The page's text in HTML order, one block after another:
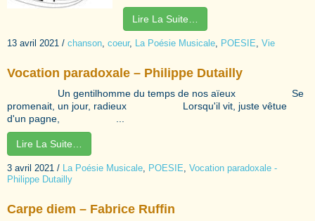
Lire La Suite…
13 avril 2021 / chanson coeur, La Poésie Musicale POESIE Vie
Vocation paradoxale – Philippe Dutailly
Un gentilhomme du temps de nos aïeux Se
promenait, un jour, radieux Lorsqu'il vit, juste vêtue
d'un pagne, ...
Lire La Suite…
3 avril 2021 / La Poésie Musicale POESIE Vocation paradoxale -
Philippe Dutailly
Carpe diem – Fabrice Ruffin